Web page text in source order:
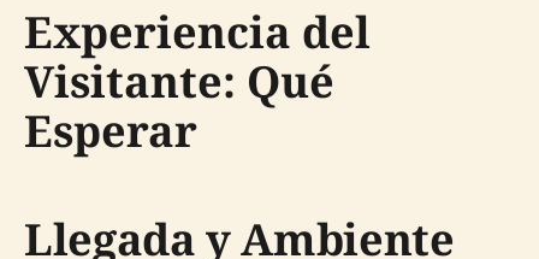
Experiencia del
Visitante: Qué
Esperar
Llegada y Ambiente